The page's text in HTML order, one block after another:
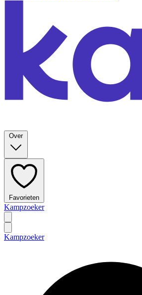
Over
Favorieten
Kampzoeker
Kampzoeker